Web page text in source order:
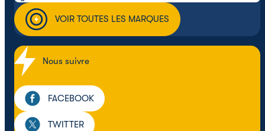
VOIR TOUTES LES MARQUES
Nous suivre
FACEBOOK
TWITTER